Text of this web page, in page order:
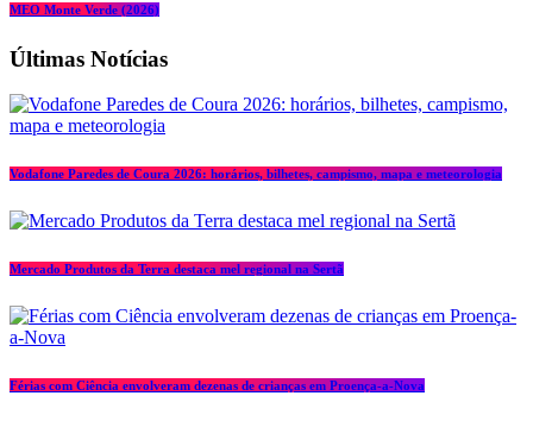
MEO Monte Verde (2026)
Últimas Notícias
Vodafone Paredes de Coura 2026: horários, bilhetes, campismo, mapa e meteorologia
Mercado Produtos da Terra destaca mel regional na Sertã
Férias com Ciência envolveram dezenas de crianças em Proença-a-Nova